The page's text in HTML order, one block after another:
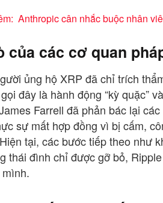
Anthropic cân nhắc buộc nhân
của các cơ quan
ủng hộ XRP đã chỉ trích
đây là hành động “kỳ quặc”
Farrell đã phản bác lại
sự mất hợp đồng vì bị cấm,
tại, các bước tiếp theo như
thái đình chỉ được gỡ bỏ,